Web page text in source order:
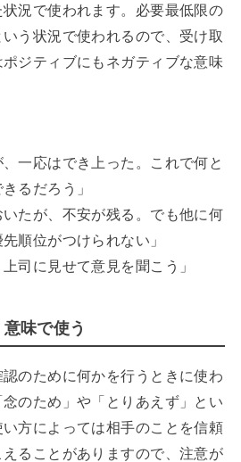
況で使われます。必要最低限の
う状況で使われるので、受け取
ジティブにもネガティブな意味
、一応はでき上った。これで何と
るだろう」
いたが、不安が残る。でも他に何
順位がつけられない」
司に見せて意見を聞こう」
意味で使う
のために何かを行うときに使わ
のため」や「とりあえず」とい
方によっては相手のことを信頼
ることがありますので、注意が